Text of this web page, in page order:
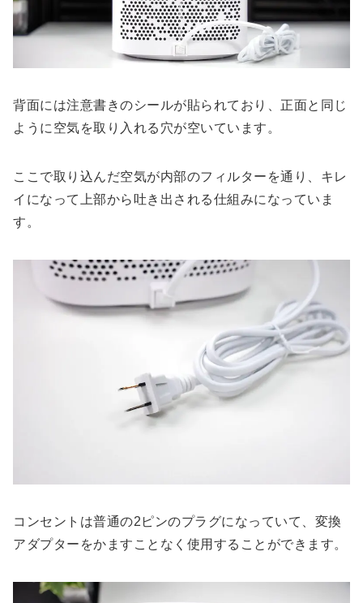
背面には注意書きのシールが貼られており、正面と同じ
ように空気を取り入れる穴が空いています。
ここで取り込んだ空気が内部のフィルターを通り、キレ
イになって上部から吐き出される仕組みになっていま
す。
コンセントは普通の2ピンのプラグになっていて、変換
アダプターをかますことなく使用することができます。